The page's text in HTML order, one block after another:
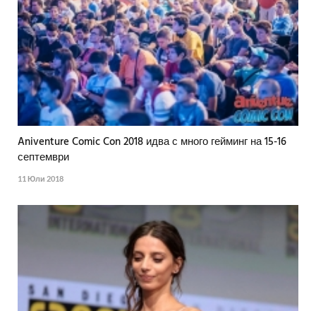
Aniventure Comic Con 2018 идва с много гейминг на 15-16
септември
11 Юли 2018